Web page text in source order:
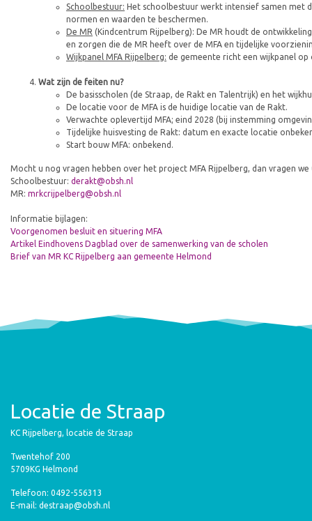
Schoolbestuur: Het schoolbestuur werkt intensief samen met
normen en waarden te beschermen.
De MR (Kindcentrum Rijpelberg): De MR houdt de
en zorgen die de MR heeft over de MFA en tijdelijke
Wijkpanel MFA Rijpelberg: de gemeente richt een wijkpanel
Wat zijn de feiten nu?
De basisscholen (de Straap, de Rakt en Talentrijk) en het
De locatie voor de MFA is de huidige locatie van de Rakt.
Verwachte oplevertijd MFA; eind 2028 (bij instemming
Tijdelijke huisvesting de Rakt: datum en exacte locatie
Start bouw MFA: onbekend.
Mocht u nog vragen hebben over het project MFA Rijpelberg, dan vragen
Schoolbestuur: derakt@obsh.nl
MR: mrkcrijpelberg@obsh.nl
Informatie bijlagen:
Voorgenomen besluit en situering MFA
Artikel Eindhovens Dagblad over de samenwerking van de scholen
Brief van MR KC Rijpelberg aan gemeente Helmond
Locatie de Straap
KC Rijpelberg, locatie de Straap
Twentehof 200
5709KG Helmond
Telefoon: 0492-556313
E-mail: destraap@obsh.nl